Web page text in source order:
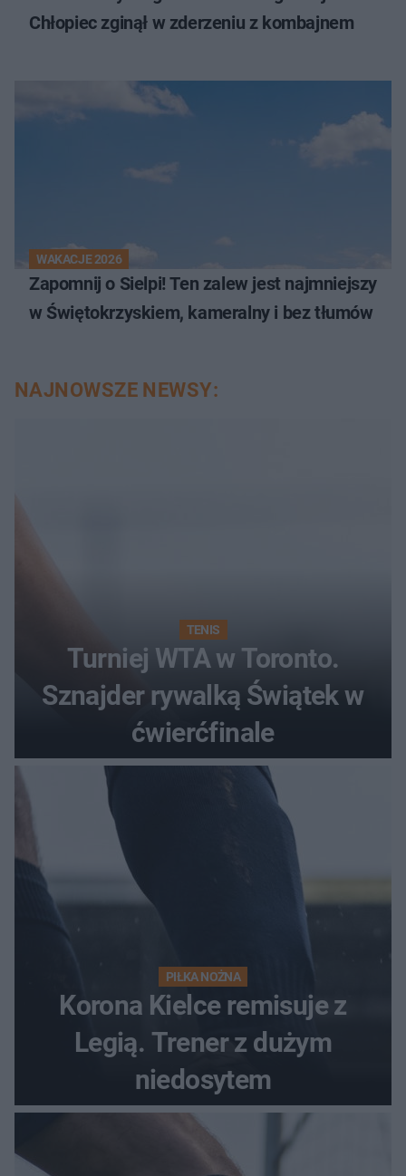
Chłopiec zginął w zderzeniu z kombajnem
WAKACJE 2026
Zapomnij o Sielpi! Ten zalew jest najmniejszy
w Świętokrzyskiem, kameralny i bez tłumów
NAJNOWSZE NEWSY:
TENIS
Turniej WTA w Toronto.
Sznajder rywalką Świątek w
ćwierćfinale
PIŁKA NOŻNA
Korona Kielce remisuje z
Legią. Trener z dużym
niedosytem